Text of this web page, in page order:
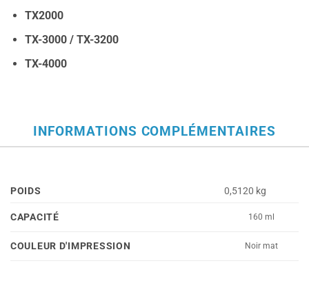
TX2000
TX-3000 / TX-3200
TX-4000
INFORMATIONS COMPLÉMENTAIRES
POIDS 0,5120 kg
CAPACITÉ 160 ml
COULEUR D'IMPRESSION Noir mat